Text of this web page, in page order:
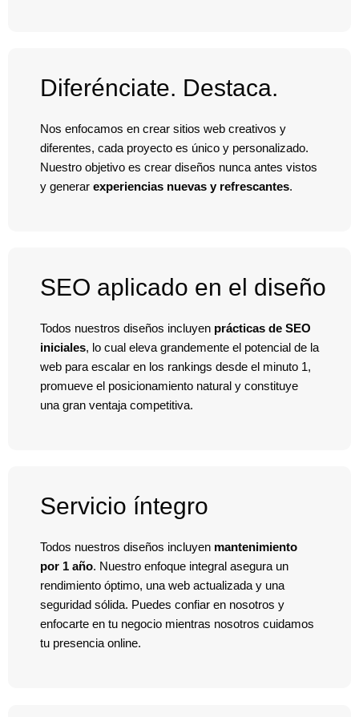
Diferénciate. Destaca.
Nos enfocamos en crear sitios web creativos y
diferentes, cada proyecto es único y personalizado.
Nuestro objetivo es crear diseños nunca antes vistos
y generar experiencias nuevas y refrescantes.
SEO aplicado en el diseño
Todos nuestros diseños incluyen prácticas de SEO
iniciales, lo cual eleva grandemente el potencial de la
web para escalar en los rankings desde el minuto 1,
promueve el posicionamiento natural y constituye
una gran ventaja competitiva.
Servicio íntegro
Todos nuestros diseños incluyen mantenimiento
por 1 año. Nuestro enfoque integral asegura un
rendimiento óptimo, una web actualizada y una
seguridad sólida. Puedes confiar en nosotros y
enfocarte en tu negocio mientras nosotros cuidamos
tu presencia online.